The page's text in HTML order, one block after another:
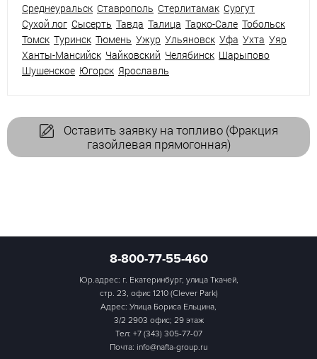
Среднеуральск Ставрополь Стерлитамак Сургут
Сухой лог Сысерть Тавда Талица Тарко-Сале Тобольск
Томск Туринск Тюмень Ужур Ульяновск Уфа Ухта Уяр
Ханты-Мансийск Чайковский Челябинск Шарыпово
Шушенское Югорск Ярославль
Оставить заявку на топливо (Фракция
газойлевая прямогонная)
8-800-77-55-460
Юр.адрес: г. Екатеринбург, улица Ткачей,
стр. 23, офис 1210 (Clever Park)
Адрес: Улица Бориса Ельцина,
3/2 2903 офис; 29 этаж
Тел: +7 (343) 305-77-07
Почта: info@nafta-group.ru